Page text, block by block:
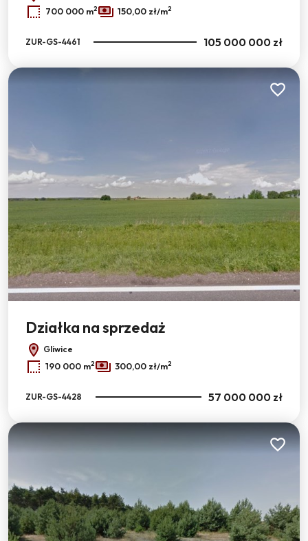
700 000 m2 150,00 zł/m2
ZUR-GS-4461 105 000 000 zł
Dodaj
Działka na sprzedaż
Gliwice
190 000 m2 300,00 zł/m2
ZUR-GS-4428 57 000 000 zł
Dodaj